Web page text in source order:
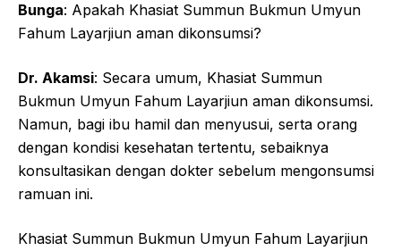
Bunga: Apakah Khasiat Summun Bukmun Umyun
Fahum Layarjiun aman dikonsumsi?
Dr. Akamsi: Secara umum, Khasiat Summun
Bukmun Umyun Fahum Layarjiun aman dikonsumsi.
Namun, bagi ibu hamil dan menyusui, serta orang
dengan kondisi kesehatan tertentu, sebaiknya
konsultasikan dengan dokter sebelum mengonsumsi
ramuan ini.
Khasiat Summun Bukmun Umyun Fahum Layarjiun